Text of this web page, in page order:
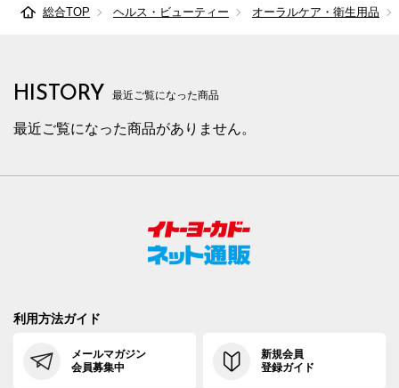
総合TOP ヘルス・ビューティー オーラルケア・衛生用品
HISTORY 最近ご覧になった商品
最近ご覧になった商品がありません。
利用方法ガイド
メールマガジン
会員募集中
新規会員
登録ガイド